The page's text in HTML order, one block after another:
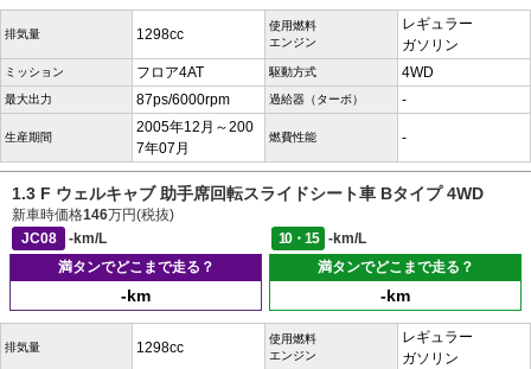
排気量 1298cc
使用燃料
エンジン
レギュラー
ガソリン
ミッション フロア4AT 駆動方式 4WD
最大出力 87ps/6000rpm 過給器（ターボ） -
生産期間
2005年12月～200
7年07月
燃費性能 -
1.3 F ウェルキャブ 助手席回転スライドシート車 Bタイプ 4WD
新車時価格146万円(税抜)
JC08
-km/L 10・15
-km/L
満タンでどこまで走る？
-km
満タンでどこまで走る？
-km
排気量 1298cc
使用燃料
エンジン
レギュラー
ガソリン